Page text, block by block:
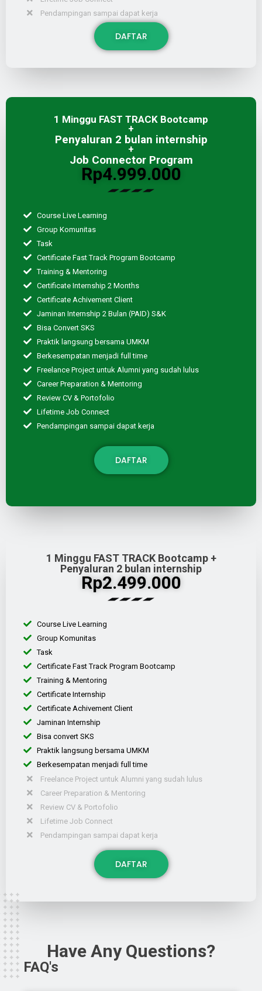
Pendampingan sampai dapat kerja
DAFTAR
1 Minggu FAST TRACK Bootcamp
+
Penyaluran 2 bulan internship
+
Job Connector Program
Rp4.999.000
Course Live Learning
Group Komunitas
Task
Certificate Fast Track Program Bootcamp
Training & Mentoring
Certificate Internship 2 Months
Certificate Achivement Client
Jaminan Internship 2 Bulan (PAID) S&K
Bisa Convert SKS
Praktik langsung bersama UMKM
Berkesempatan menjadi full time
Freelance Project untuk Alumni yang sudah lulus
Career Preparation & Mentoring
Review CV & Portofolio
Lifetime Job Connect
Pendampingan sampai dapat kerja
DAFTAR
1 Minggu FAST TRACK Bootcamp +
Penyaluran 2 bulan internship
Rp2.499.000
Course Live Learning
Group Komunitas
Task
Certificate Fast Track Program Bootcamp
Training & Mentoring
Certificate Internship
Certificate Achivement Client
Jaminan Internship
Bisa convert SKS
Praktik langsung bersama UMKM
Berkesempatan menjadi full time
Freelance Project untuk Alumni yang sudah lulus
Career Preparation & Mentoring
Review CV & Portofolio
Lifetime Job Connect
Pendampingan sampai dapat kerja
DAFTAR
Have Any Questions?
FAQ's